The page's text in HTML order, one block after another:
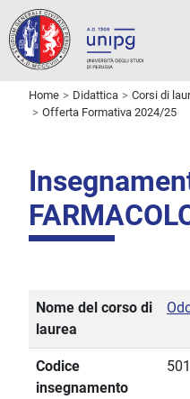
Home Didattica Corsi di
Offerta Formativa 2024/25
Nome del corso di
laurea
Codice
insegnamento